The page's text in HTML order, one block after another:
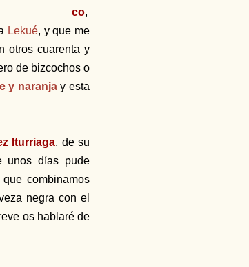
co,
Lekué, y que me
otros cuarenta y
de bizcochos o
y naranjay esta
Iturriaga, de su
unos días pude
combinamos
negra con el
os hablaré de